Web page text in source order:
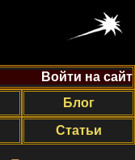
Войти на сайт
Блог
Статьи